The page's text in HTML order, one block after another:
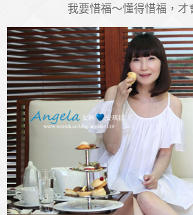
我要惜福～懂得惜福，才